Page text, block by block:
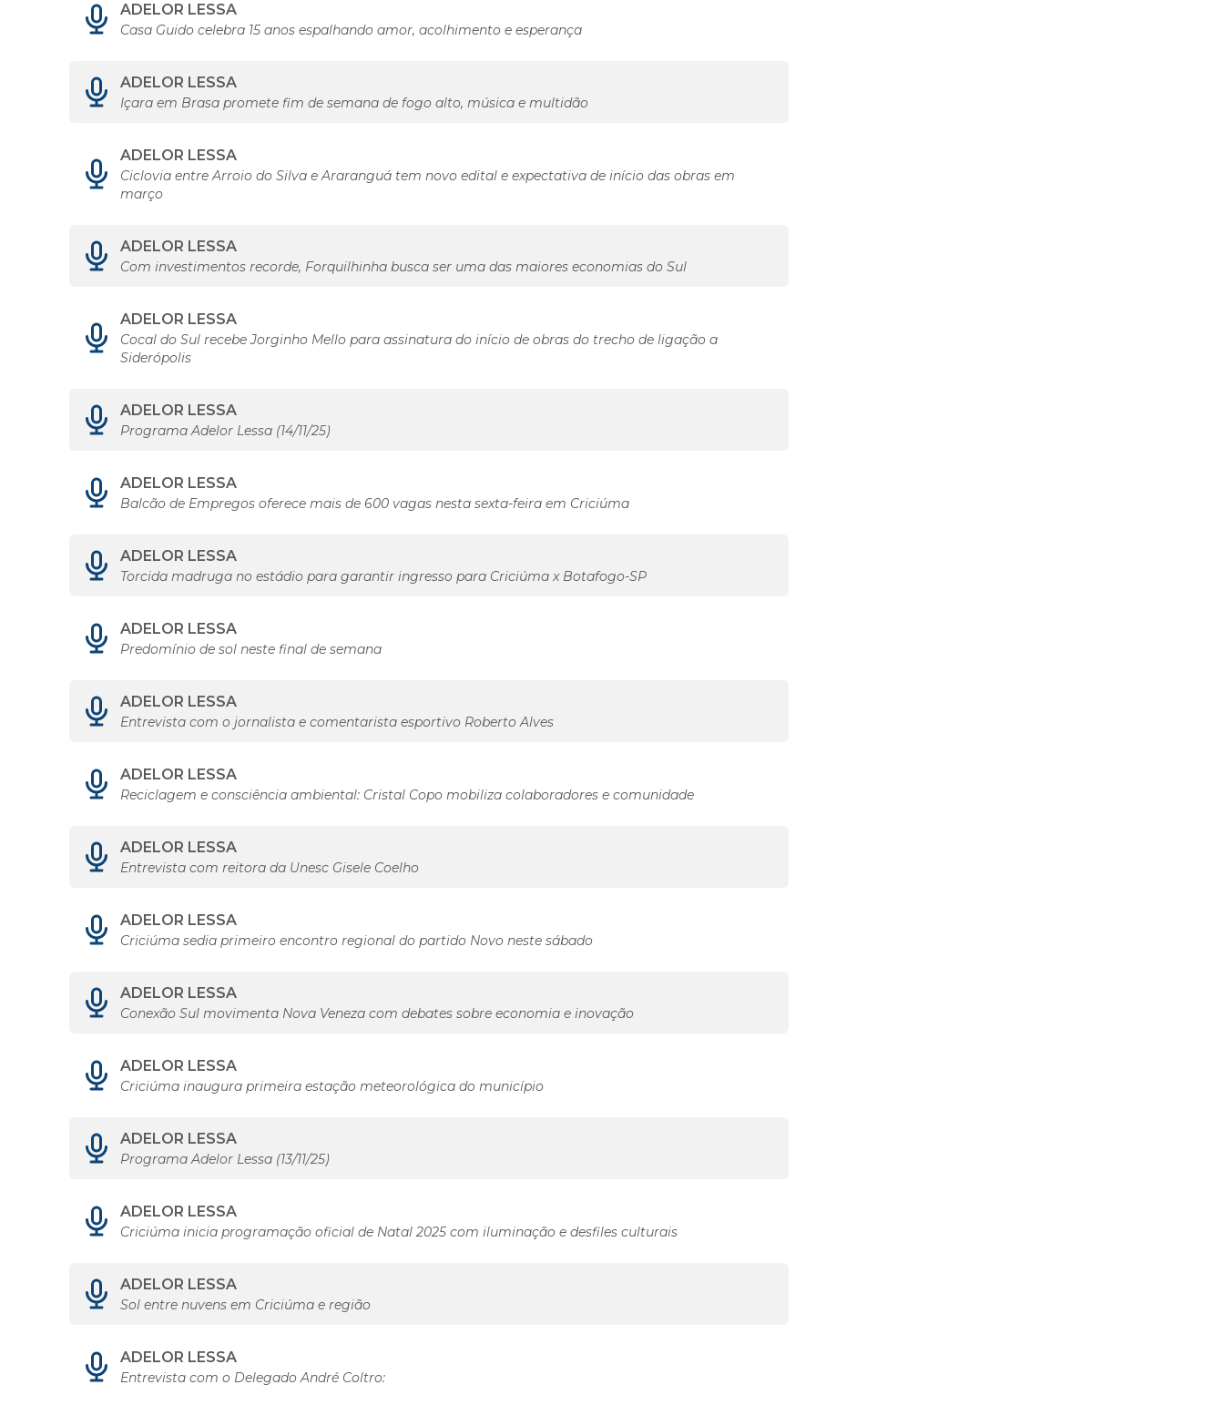
ADELOR LESSA
Casa Guido celebra 15 anos espalhando amor, acolhimento e esperança
ADELOR LESSA
Içara em Brasa promete fim de semana de fogo alto, música e multidão
ADELOR LESSA
Ciclovia entre Arroio do Silva e Araranguá tem novo edital e expectativa de início das obras em
março
ADELOR LESSA
Com investimentos recorde, Forquilhinha busca ser uma das maiores economias do Sul
ADELOR LESSA
Cocal do Sul recebe Jorginho Mello para assinatura do início de obras do trecho de ligação a
Siderópolis
ADELOR LESSA
Programa Adelor Lessa (14/11/25)
ADELOR LESSA
Balcão de Empregos oferece mais de 600 vagas nesta sexta-feira em Criciúma
ADELOR LESSA
Torcida madruga no estádio para garantir ingresso para Criciúma x Botafogo-SP
ADELOR LESSA
Predomínio de sol neste final de semana
ADELOR LESSA
Entrevista com o jornalista e comentarista esportivo Roberto Alves
ADELOR LESSA
Reciclagem e consciência ambiental: Cristal Copo mobiliza colaboradores e comunidade
ADELOR LESSA
Entrevista com reitora da Unesc Gisele Coelho
ADELOR LESSA
Criciúma sedia primeiro encontro regional do partido Novo neste sábado
ADELOR LESSA
Conexão Sul movimenta Nova Veneza com debates sobre economia e inovação
ADELOR LESSA
Criciúma inaugura primeira estação meteorológica do município
ADELOR LESSA
Programa Adelor Lessa (13/11/25)
ADELOR LESSA
Criciúma inicia programação oficial de Natal 2025 com iluminação e desfiles culturais
ADELOR LESSA
Sol entre nuvens em Criciúma e região
ADELOR LESSA
Entrevista com o Delegado André Coltro: